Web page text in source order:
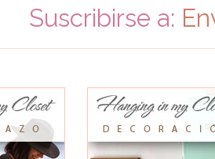
Suscribirse a: